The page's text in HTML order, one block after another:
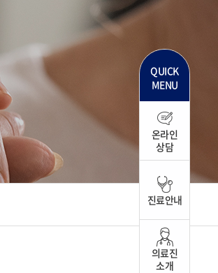
QUICK
MENU
온라인
상담
진료안내
의료진
소개